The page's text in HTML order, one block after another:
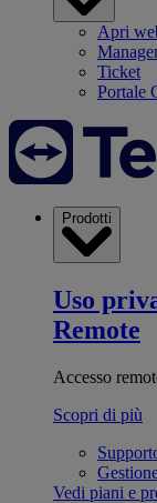
Apri
Ticket
Portale
Prodotti
Uso
Remote
Accesso
Scopri di più
Vedi piani e